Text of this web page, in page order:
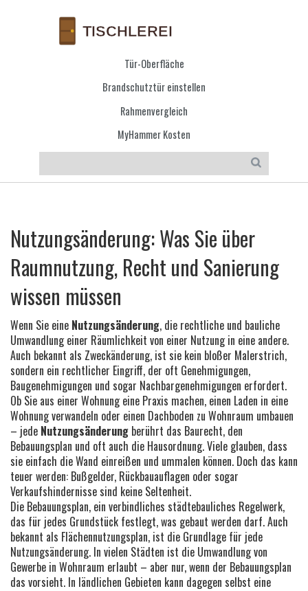
Tür-Oberfläche
Brandschutztür einstellen
Rahmenvergleich
MyHammer Kosten
Nutzungsänderung: Was Sie über
Raumnutzung, Recht und Sanierung
wissen müssen
Wenn Sie eine Nutzungsänderung, die rechtliche und bauliche
Umwandlung einer Räumlichkeit von einer Nutzung in eine andere.
Auch bekannt als Zweckänderung, ist sie kein bloßer Malerstrich,
sondern ein rechtlicher Eingriff, der oft Genehmigungen,
Baugenehmigungen und sogar Nachbargenehmigungen erfordert.
Ob Sie aus einer Wohnung eine Praxis machen, einen Laden in eine
Wohnung verwandeln oder einen Dachboden zu Wohnraum umbauen
– jede Nutzungsänderung berührt das Baurecht, den
Bebauungsplan und oft auch die Hausordnung. Viele glauben, dass
sie einfach die Wand einreißen und ummalen können. Doch das kann
teuer werden: Bußgelder, Rückbauauflagen oder sogar
Verkaufshindernisse sind keine Seltenheit.
Die Bebauungsplan, ein verbindliches städtebauliches Regelwerk,
das für jedes Grundstück festlegt, was gebaut werden darf. Auch
bekannt als Flächennutzungsplan, ist die Grundlage für jede
Nutzungsänderung. In vielen Städten ist die Umwandlung von
Gewerbe in Wohnraum erlaubt – aber nur, wenn der Bebauungsplan
das vorsieht. In ländlichen Gebieten kann dagegen selbst eine